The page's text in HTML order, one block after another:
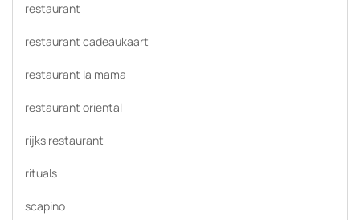
restaurant
restaurant cadeaukaart
restaurant la mama
restaurant oriental
rijks restaurant
rituals
scapino